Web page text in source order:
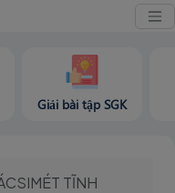
Giải bài tập SGK
TĨNH